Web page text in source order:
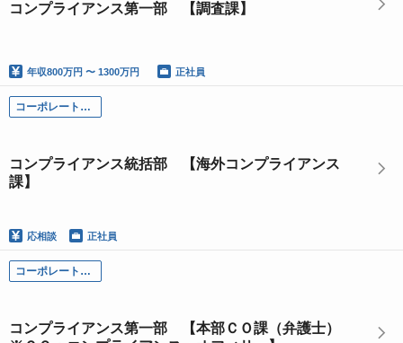
コンプライアンス第一部 【調査課】
年収800万円 〜 1300万円 正社員
コーポレート部門
コンプライアンス統括部 【海外コンプライアンス
課】
応相談 正社員
コーポレート部門
コンプライアンス第一部 【本部ＣＯ課（弁護士）